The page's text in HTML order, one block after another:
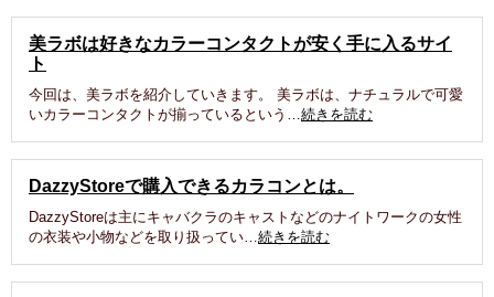
美ラボは好きなカラーコンタクトが安く手に入るサイ
ト
今回は、美ラボを紹介していきます。 美ラボは、ナチュラルで可愛
いカラーコンタクトが揃っているという…続きを読む
DazzyStoreで購入できるカラコンとは。
DazzyStoreは主にキャバクラのキャストなどのナイトワークの女性
の衣装や小物などを取り扱ってい…続きを読む